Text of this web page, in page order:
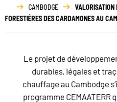
CAMBODGE
VALORISATION
FORESTIÈRES DES CARDAMONES AU
Le projet de
durables, légales et
chauffage au Cambodge
programme CEMAATERR